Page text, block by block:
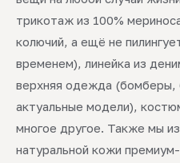
трикотаж из 100%
колючий, а ещё не
временем), линейка из
верхняя одежда
актуальные модели),
многое другое. Также мы
натуральной кожи